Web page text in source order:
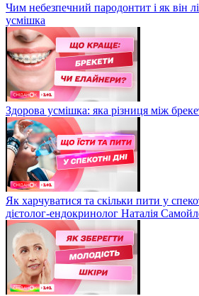
Чим небезпечний пародонтит і як він
усмішка
Здорова усмішка: яка різниця між
Як харчуватися та скільки пити у
дієтолог-ендокринолог Наталія